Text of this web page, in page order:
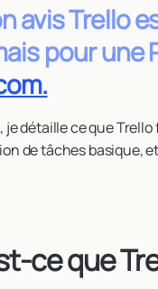
avis Trello
pour une
je détaille ce que
de tâches basique,
ce que